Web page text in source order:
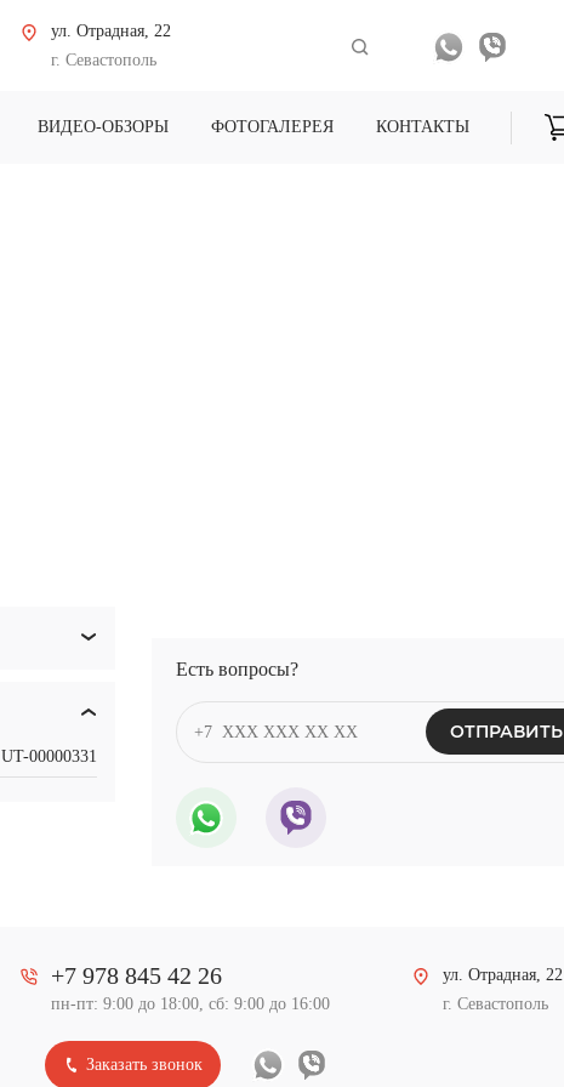
ул. Отрадная, 22
г. Севастополь
ВИДЕО-ОБЗОРЫ ФОТОГАЛЕРЕЯ КОНТАКТЫ
UT-00000331
Есть вопросы?
ОТПРАВИТЬ
+7 978 845 42 26
пн-пт: 9:00 до 18:00, сб: 9:00 до 16:00
Заказать звонок
ул. Отрадная, 22
г. Севастополь